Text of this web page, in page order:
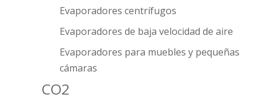
Evaporadores centrífugos
Evaporadores de baja velocidad de aire
Evaporadores para muebles y pequeñas
cámaras
CO2